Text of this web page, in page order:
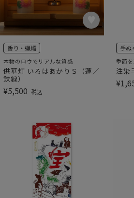
香り・蝋燭
本物のロウでリアルな質感
供華灯 いろはあかりＳ（蓮／
鉄線）
¥5,500 税込
手ぬ
季節
注染
¥